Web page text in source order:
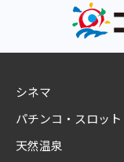
シネマ
パチンコ・スロット
天然温泉